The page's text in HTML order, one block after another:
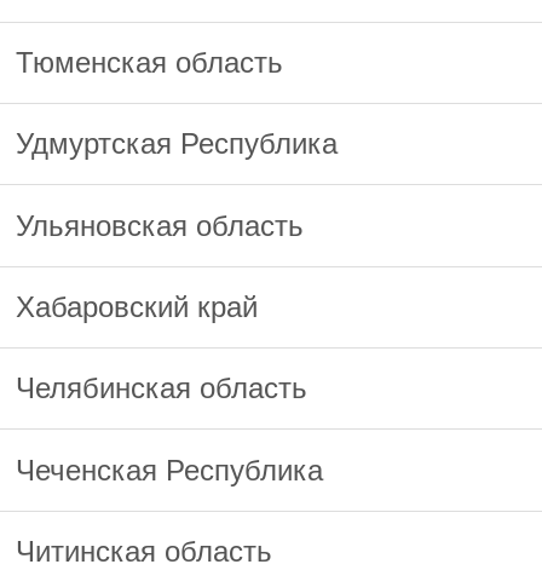
Тюменская область
Удмуртская Республика
Ульяновская область
Хабаровский край
Челябинская область
Чеченская Республика
Читинская область